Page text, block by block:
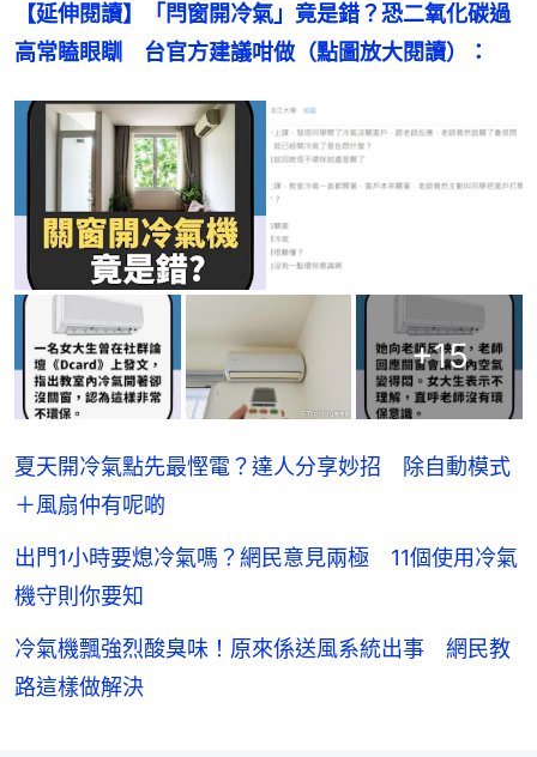
【延伸閱讀】「閂窗開冷氣」竟是錯？恐二氧化碳過
高常瞌眼瞓　台官方建議咁做（點圖放大閱讀）：
+15
夏天開冷氣點先最慳電？達人分享妙招 除自動模式
＋風扇仲有呢啲
出門1小時要熄冷氣嗎？網民意見兩極 11個使用冷氣
機守則你要知
冷氣機飄強烈酸臭味！原來係送風系統出事 網民教
路這樣做解決